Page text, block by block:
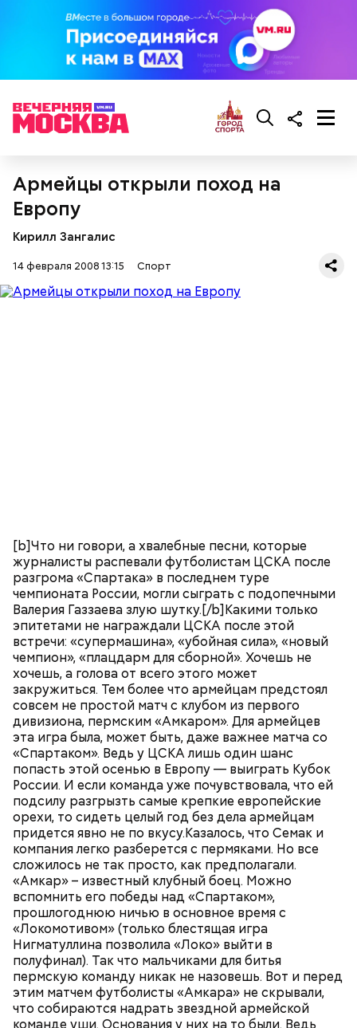
Армейцы открыли поход на
Европу
Кирилл Зангалис
14 февраля 2008 13:15 Спорт
[b]Что ни говори, а хвалебные песни, которые
журналисты распевали футболистам ЦСКА после
разгрома «Спартака» в последнем туре
чемпионата России, могли сыграть с подопечными
Валерия Газзаева злую шутку.[/b]Какими только
эпитетами не награждали ЦСКА после этой
встречи: «супермашина», «убойная сила», «новый
чемпион», «плацдарм для сборной». Хочешь не
хочешь, а голова от всего этого может
закружиться. Тем более что армейцам предстоял
совсем не простой матч с клубом из первого
дивизиона, пермским «Амкаром». Для армейцев
эта игра была, может быть, даже важнее матча со
«Спартаком». Ведь у ЦСКА лишь один шанс
попасть этой осенью в Европу — выиграть Кубок
России. И если команда уже почувствовала, что ей
подсилу разгрызть самые крепкие европейские
орехи, то сидеть целый год без дела армейцам
придется явно не по вкусу.Казалось, что Семак и
компания легко разберется с пермяками. Но все
сложилось не так просто, как предполагали.
«Амкар» – известный клубный боец. Можно
вспомнить его победы над «Спартаком»,
прошлогоднюю ничью в основное время с
«Локомотивом» (только блестящая игра
Нигматуллина позволила «Локо» выйти в
полуфинал). Так что мальчиками для битья
пермскую команду никак не назовешь. Вот и перед
этим матчем футболисты «Амкара» не скрывали,
что собираются надрать звездной армейской
команде уши. Основания у них на то были. Ведь